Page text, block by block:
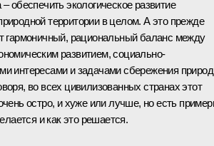
обеспечить экологическое развитие
территории в целом. А это прежде
гармоничный, рациональный баланс между
развитием, социально-
интересами и задачами сбережения
во всех цивилизованных странах этот
остро, и хуже или лучше, но есть
и как это решается.